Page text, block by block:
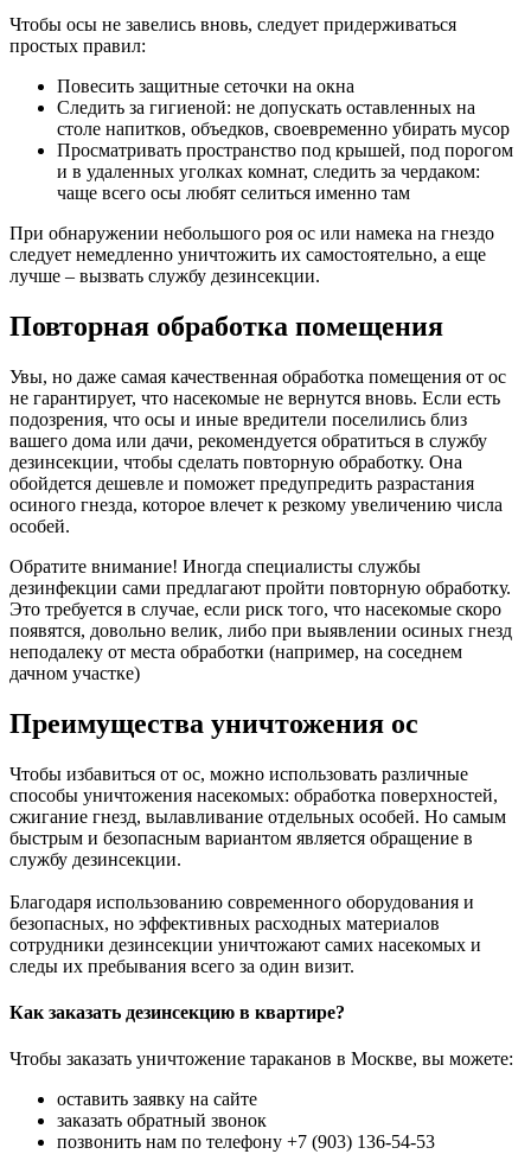
Чтобы осы не завелись вновь, следует придерживаться
простых правил:
Повесить защитные сеточки на окна
Следить за гигиеной: не допускать оставленных на
столе напитков, объедков, своевременно убирать мусор
Просматривать пространство под крышей, под порогом
и в удаленных уголках комнат, следить за чердаком:
чаще всего осы любят селиться именно там
При обнаружении небольшого роя ос или намека на гнездо
следует немедленно уничтожить их самостоятельно, а еще
лучше – вызвать службу дезинсекции.
Повторная обработка помещения
Увы, но даже самая качественная обработка помещения от ос
не гарантирует, что насекомые не вернутся вновь. Если есть
подозрения, что осы и иные вредители поселились близ
вашего дома или дачи, рекомендуется обратиться в службу
дезинсекции, чтобы сделать повторную обработку. Она
обойдется дешевле и поможет предупредить разрастания
осиного гнезда, которое влечет к резкому увеличению числа
особей.
Обратите внимание! Иногда специалисты службы
дезинфекции сами предлагают пройти повторную обработку.
Это требуется в случае, если риск того, что насекомые скоро
появятся, довольно велик, либо при выявлении осиных гнезд
неподалеку от места обработки (например, на соседнем
дачном участке)
Преимущества уничтожения ос
Чтобы избавиться от ос, можно использовать различные
способы уничтожения насекомых: обработка поверхностей,
сжигание гнезд, вылавливание отдельных особей. Но самым
быстрым и безопасным вариантом является обращение в
службу дезинсекции.
Благодаря использованию современного оборудования и
безопасных, но эффективных расходных материалов
сотрудники дезинсекции уничтожают самих насекомых и
следы их пребывания всего за один визит.
Как заказать дезинсекцию в квартире?
Чтобы заказать уничтожение тараканов в Москве, вы можете:
оставить заявку на сайте
заказать обратный звонок
позвонить нам по телефону +7 (903) 136-54-53